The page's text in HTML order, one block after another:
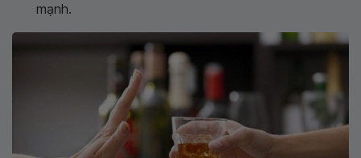
mạnh.